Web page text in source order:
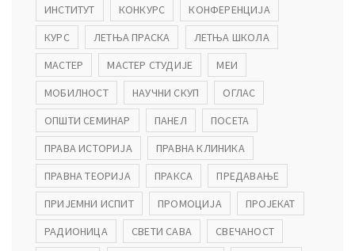
ИНСТИТУТ
КОНКУРС
КОНФЕРЕНЦИЈА
КУРС
ЛЕТЊА ПРАСКА
ЛЕТЊА ШКОЛА
МАСТЕР
МАСТЕР СТУДИЈЕ
МЕИ
МОБИЛНОСТ
НАУЧНИ СКУП
ОГЛАС
ОПШТИ СЕМИНАР
ПАНЕЛ
ПОСЕТА
ПРАВА ИСТОРИЈА
ПРАВНА КЛИНИКА
ПРАВНА ТЕОРИЈА
ПРАКСА
ПРЕДАВАЊЕ
ПРИЈЕМНИ ИСПИТ
ПРОМОЦИЈА
ПРОЈЕКАТ
РАДИОНИЦА
СВЕТИ САВА
СВЕЧАНОСТ